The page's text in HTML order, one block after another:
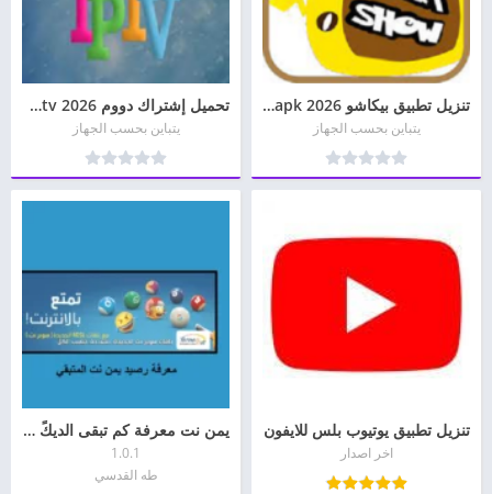
تنزيل تطبيق بيكاشو pikashow apk 2026 للأندرويد أخر إصدار
يتباين بحسب الجهاز
تحميل إشتراك دووم doom iptv 2026 للأندرويد وللأيفون مجانا
يتباين بحسب الجهاز
تنزيل تطبيق يوتيوب بلس للايفون
اخر اصدار
يمن نت معرفة كم تبقى الديكً رصيد
1.0.1
طه القدسي